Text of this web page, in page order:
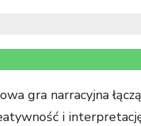
gra narracyjna
i